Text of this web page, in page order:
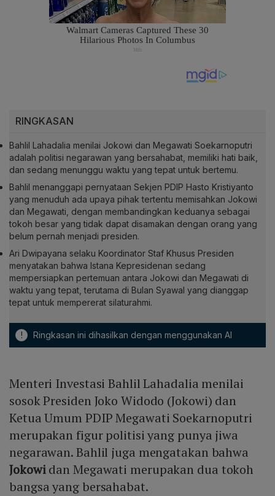
RINGKASAN
Bahlil Lahadalia menilai Jokowi dan Megawati Soekarnoputri
adalah politisi negarawan yang bersahabat, memiliki hati baik,
dan sedang menunggu waktu yang tepat untuk bertemu.
Bahlil menanggapi pernyataan Sekjen PDIP Hasto Kristiyanto
yang menuduh ada upaya pihak tertentu memisahkan Jokowi
dan Megawati, dengan membandingkan keduanya sebagai
tokoh besar yang tidak dapat disamakan dengan orang yang
belum pernah menjadi presiden.
Ari Dwipayana selaku Koordinator Staf Khusus Presiden
menyatakan bahwa Istana Kepresidenan sedang
mempersiapkan pertemuan antara Jokowi dan Megawati di
waktu yang tepat, terutama di Bulan Syawal yang dianggap
tepat untuk mempererat silaturahmi.
! Ringkasan ini dihasilkan dengan menggunakan AI
Menteri Investasi Bahlil Lahadalia menilai
sosok Presiden Joko Widodo (Jokowi) dan
Ketua Umum PDIP Megawati Soekarnoputri
merupakan figur politisi yang punya jiwa
negarawan. Bahlil juga mengatakan bahwa
Jokowidan Megawati merupakan dua tokoh
bangsa yang bersahabat.